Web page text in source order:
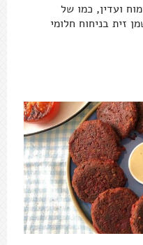
ועדין, כמו של
זית בניחוח חלומי